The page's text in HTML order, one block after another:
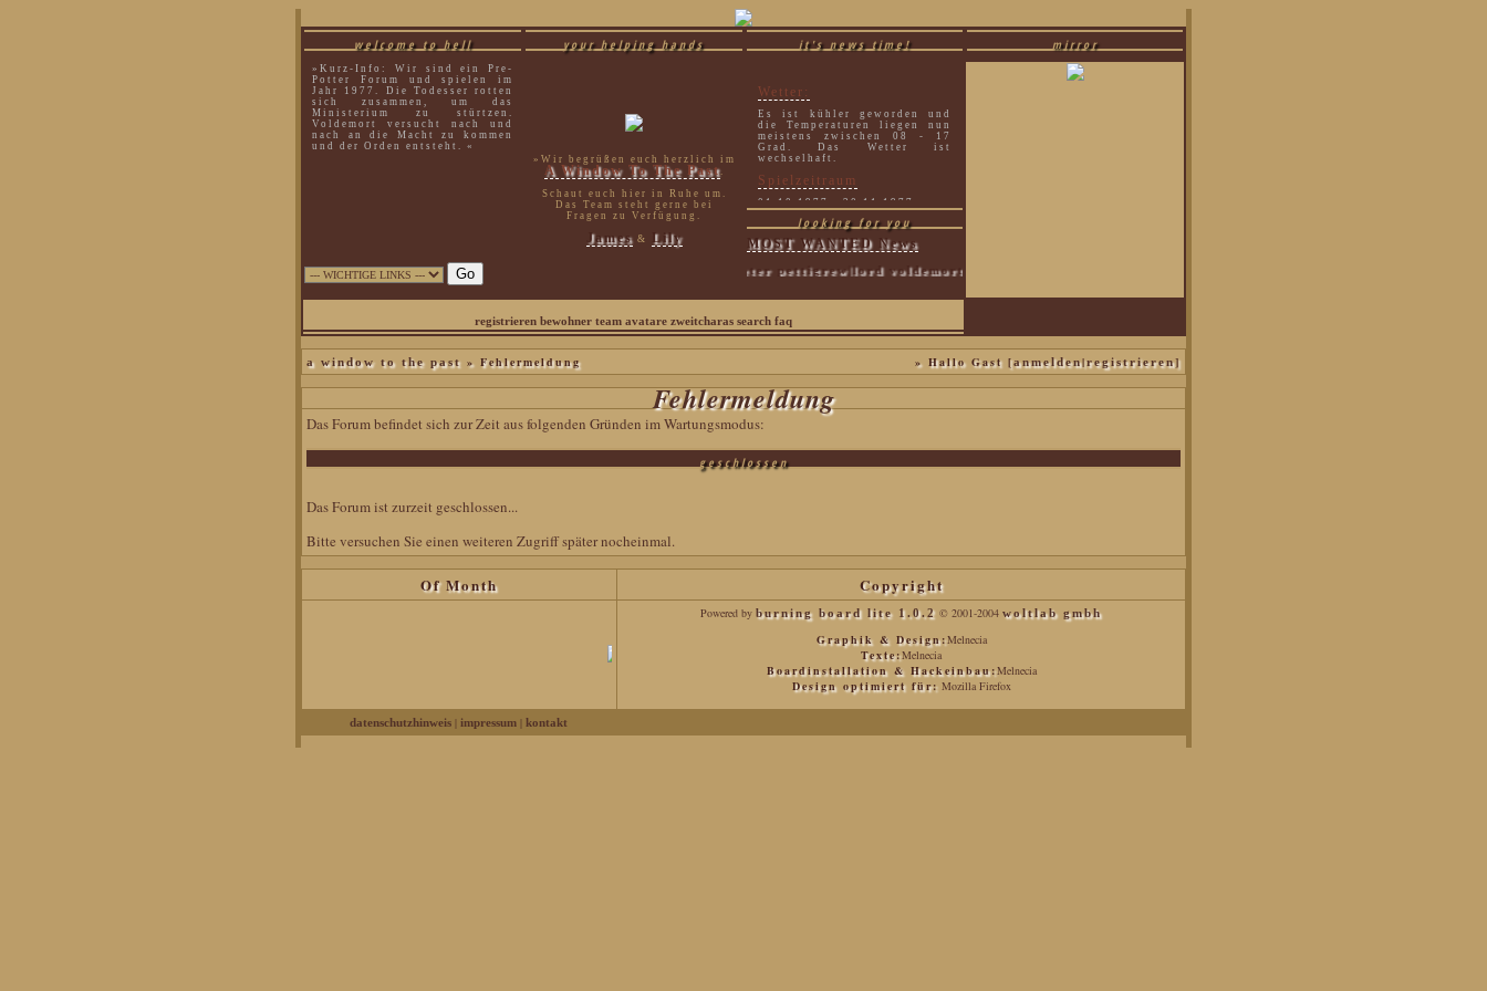
welcome to hell your helping hands it's news time! mirror
»Kurz-Info: Wir sind ein Pre-
Potter Forum und spielen im
Jahr 1977. Die Todesser rotten
sich zusammen, um das
Ministerium zu stürtzen.
Voldemort versucht nach und
nach an die Macht zu kommen
und der Orden entsteht. «
»Wir begrüßen euch herzlich im
A Window To The Past.
Schaut euch hier in Ruhe um.
Das Team steht gerne bei
Fragen zu Verfügung.
James& Lily
Wetter:
Es ist kühler geworden und
die Temperaturen liegen nun
meistens zwischen 08 - 17
Grad. Das Wetter ist
wechselhaft.
Spielzeitraum
01.10.1977 - 30.11.1977
looking for you
MOST WANTED News
sirius black|peter pettigrew|lord voldemort|lucius malfoy|bellatrix black|narzissa malfoy
registrieren bewohner team avatare zweitcharas search faq
a window to the past » Fehlermeldung » Hallo Gast [anmelden|registrieren]
Fehlermeldung
Das Forum befindet sich zur Zeit aus folgenden Gründen im Wartungsmodus:
geschlossen
Das Forum ist zurzeit geschlossen...
Bitte versuchen Sie einen weiteren Zugriff später nocheinmal.
Of Month Copyright
Powered by burning board lite 1.0.2 © 2001-2004 woltlab gmbh
Graphik & Design:Melnecia
Texte:Melnecia
Boardinstallation & Hackeinbau:Melnecia
Design optimiert für:Mozilla Firefox
datenschutzhinweis | impressum | kontakt